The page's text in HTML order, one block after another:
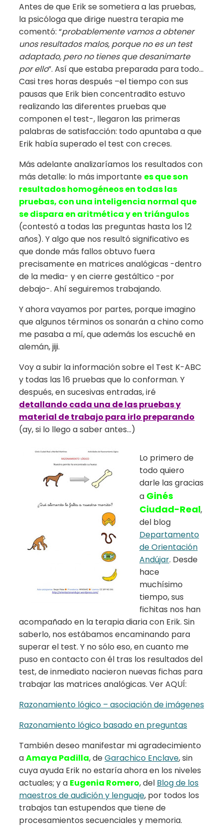
Antes de que Erik se sometiera a las pruebas,
la psicóloga que dirige nuestra terapia me
comentó: “probablemente vamos a obtener
unos resultados malos, porque no es un test
adaptado, pero no tienes que desanimarte
por ello”. Así que estaba preparada para todo…
Casi tres horas después –el tiempo con sus
pausas que Erik bien concentradito estuvo
realizando las diferentes pruebas que
componen el test-, llegaron las primeras
palabras de satisfacción: todo apuntaba a que
Erik había superado el test con creces.
Más adelante analizaríamos los resultados con
más detalle: lo más importante es que son
resultados homogéneos en todas las
pruebas, con una inteligencia normal que
se dispara en aritmética y en triángulos
(contestó a todas las preguntas hasta los 12
años). Y algo que nos resultó significativo es
que donde más fallos obtuvo fuera
precisamente en matrices analógicas -dentro
de la media- y en cierre gestáltico -por
debajo-. Ahí seguiremos trabajando.
Y ahora vayamos por partes, porque imagino
que algunos términos os sonarán a chino como
me pasaba a mí, que además los escuché en
alemán, jiji.
Voy a subir la información sobre el Test K-ABC
y todas las 16 pruebas que lo conforman. Y
después, en sucesivas entradas, iré
detallando cada una de las pruebas y
material de trabajo para irlo preparando
(ay, si lo llego a saber antes…)
Lo primero de
todo quiero
darle las gracias
a Ginés
Ciudad-Real,
del blog
Departamento
de Orientación
Andújar. Desde
hace
muchísimo
tiempo, sus
fichitas nos han
acompañado en la terapia diaria con Erik. Sin
saberlo, nos estábamos encaminando para
superar el test. Y no sólo eso, en cuanto me
puso en contacto con él tras los resultados del
test, de inmediato nacieron nuevas fichas para
trabajar las matrices analógicas. Ver AQUÍ:
Razonamiento lógico – asociación de imágenes
Razonamiento lógico basado en preguntas
También deseo manifestar mi agradecimiento
aAmaya Padilla, deGarachico Enclave, sin
cuya ayuda Erik no estaría ahora en los niveles
actuales; y a Eugenia Romero, del Blog de los
maestros de audición y lenguaje, por todos los
trabajos tan estupendos que tiene de
procesamientos secuenciales y memoria.